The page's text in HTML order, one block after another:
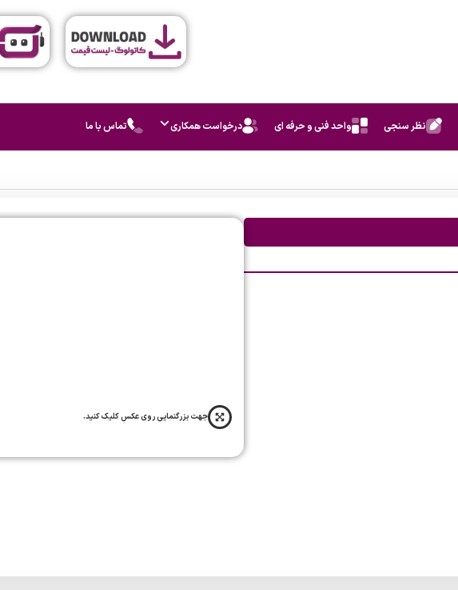
نظر سنجی واحد فنی و حرفه ای درخواست همکاری تماس با ما
جهت بزرگنمایی روی عکس کلیک کنید.